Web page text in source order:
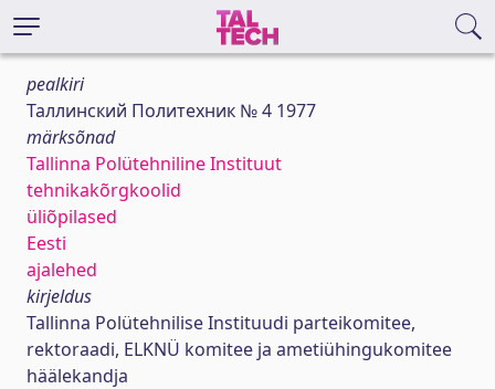
pealkiri
Таллинский Политехник № 4 1977
märksõnad
Tallinna Polütehniline Instituut
tehnikakõrgkoolid
üliõpilased
Eesti
ajalehed
kirjeldus
Tallinna Polütehnilise Instituudi parteikomitee,
rektoraadi, ELKNÜ komitee ja ametiühingukomitee
häälekandja